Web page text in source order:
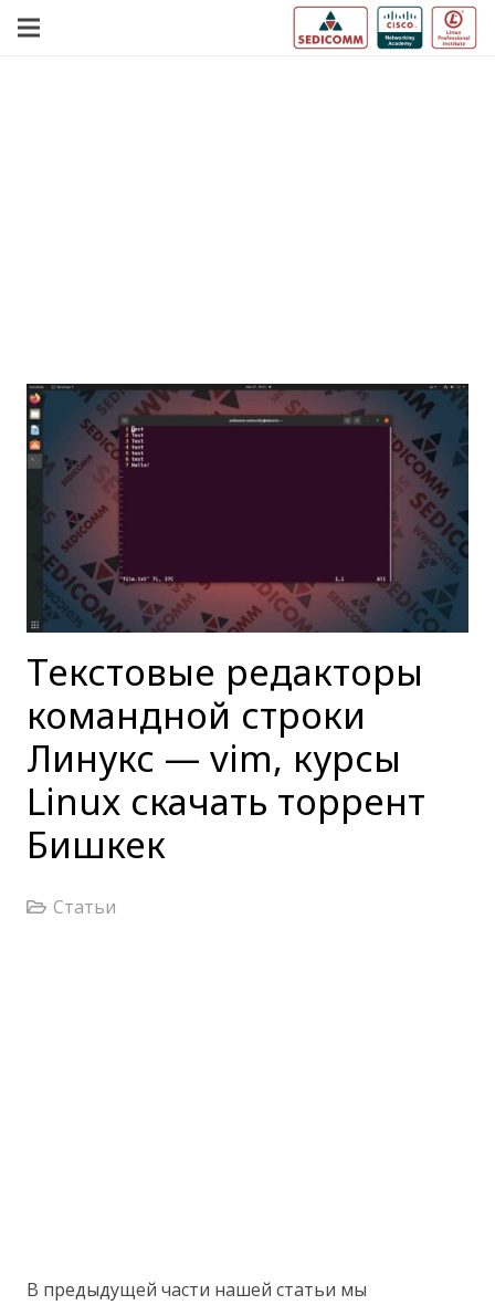
Текстовые редакторы
командной строки
Линукс — vim, курсы
Linux скачать торрент
Бишкек
Статьи
В предыдущей части нашей статьи мы